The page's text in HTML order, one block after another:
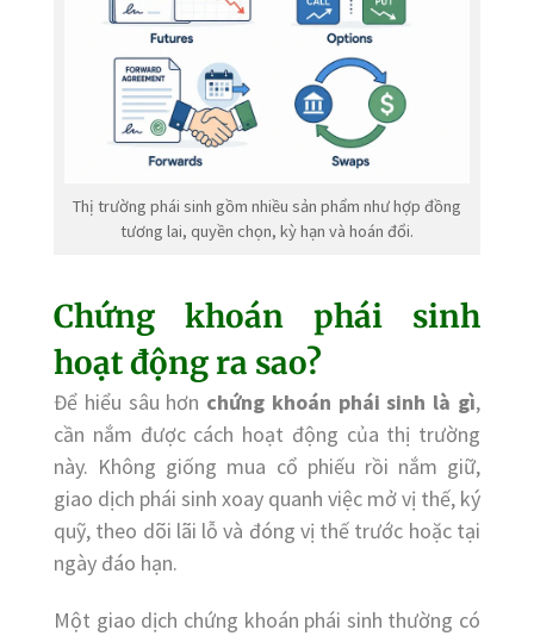
Thị trường phái sinh gồm nhiều sản phẩm như hợp đồng
tương lai, quyền chọn, kỳ hạn và hoán đổi.
Chứng khoán phái sinh
hoạt động ra sao?
Để hiểu sâu hơn chứng khoán phái sinh là gì,
cần nắm được cách hoạt động của thị trường
này. Không giống mua cổ phiếu rồi nắm giữ,
giao dịch phái sinh xoay quanh việc mở vị thế, ký
quỹ, theo dõi lãi lỗ và đóng vị thế trước hoặc tại
ngày đáo hạn.
Một giao dịch chứng khoán phái sinh thường có